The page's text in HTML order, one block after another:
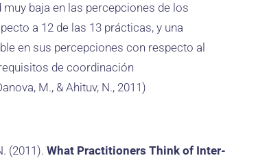
baja en las percepciones de los
a 12 de las 13 prácticas, y una
en sus percepciones con respecto al
de coordinación
M., & Ahituv, N., 2011)
(2011). What Practitioners Think of Inter-